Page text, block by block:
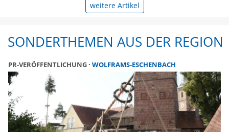
weitere Artikel
SONDERTHEMEN AUS DER REGION
PR-VERÖFFENTLICHUNG WOLFRAMS-ESCHENBACH